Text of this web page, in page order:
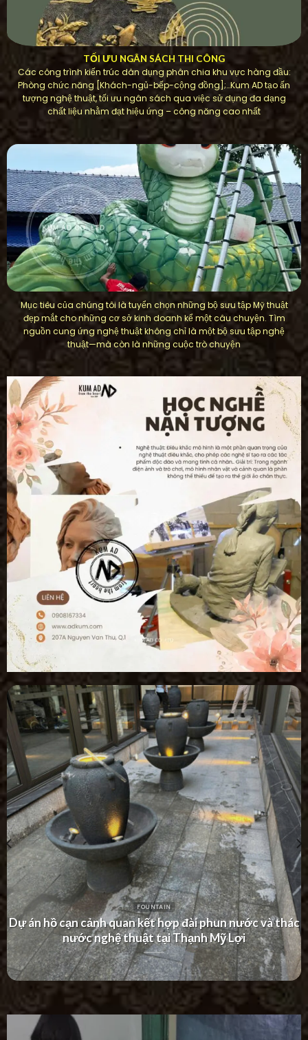
TỐI ƯU NGÂN SÁCH THI CÔNG
Các công trình kiến ​​trúc dân dụng phân chia khu vực hàng đầu:
Phòng chức năng [Khách-ngủ-bếp-cộng đồng];…Kum AD tạo ấn
tượng nghệ thuật, tối ưu ngân sách qua việc sử dụng đa dạng
chất liệu nhằm đạt hiệu ứng – công năng cao nhất
Mục tiêu của chúng tôi là tuyển chọn những bộ sưu tập Mỹ thuật
đẹp mắt cho những cơ sở kinh doanh kể một câu chuyện. Tìm
nguồn cung ứng nghệ thuật không chỉ là một bộ sưu tập nghệ
thuật—mà còn là những cuộc trò chuyện
FOUNTAIN
Dự án thác nước tường hiện đại tại Khu Dân Cư Hà Đô
Villa